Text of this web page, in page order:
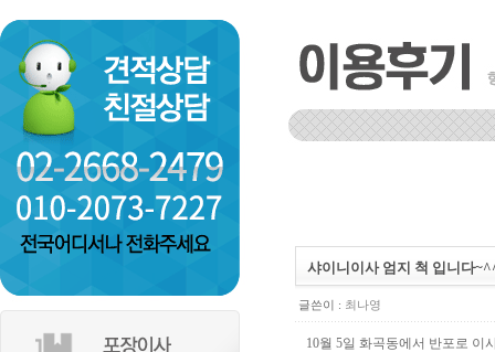
샤이니이사 엄지 척 입니다
글쓴이 : 최나영
10월 5일 화곡동에서 반포로 이